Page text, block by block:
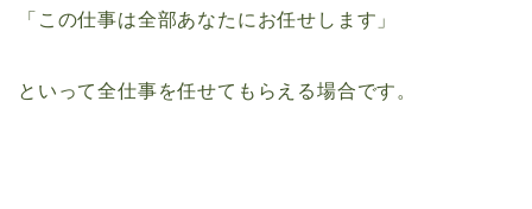
「この仕事は全部あなたにお任せします」
といって全仕事を任せてもらえる場合です。